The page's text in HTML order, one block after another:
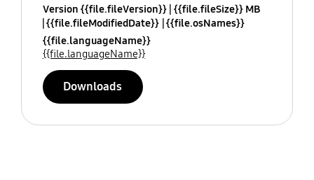
Version {{file.fileVersion}} {{file.fileSize}} MB
{{file.fileModifiedDate}} {{file.osNames}}
{{file.languageName}}
{{file.languageName}}
Downloads